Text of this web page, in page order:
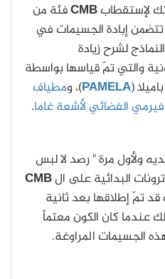
لإستقطابCMBفئة من
تتضمن إبادة الجسيمات في
لشرح زيادة
والتي تمّ قياسها بواسطة
(
PAMELA)، ومطياف
الفضائي لأشعة غاما.
ولأول مرة " رصد لا لبس
البدائية على الCMB
تمّ إطلاقها بعد ثانية
عندما كان الكون معتماً
الجسيمات المراوغة.